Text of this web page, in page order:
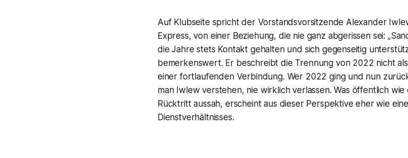
Auf Klubseite spricht der Vorstandsvorsitzende Alexander
Express, von einer Beziehung, die nie ganz abgerissen sei:
die Jahre stets Kontakt gehalten und sich gegenseitig
bemerkenswert. Er beschreibt die Trennung von 2022 nicht
einer fortlaufenden Verbindung. Wer 2022 ging und nun
man Iwlew verstehen, nie wirklich verlassen. Was öffentlich
Rücktritt aussah, erscheint aus dieser Perspektive eher wie
Dienstverhältnisses.